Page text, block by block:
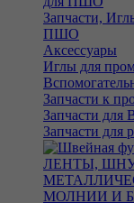
Запчасти,
ПШО
Аксессуары
Иглы для
Запчасти к
Запчасти для
Запчасти для
ЛЕНТЫ,
МОЛНИИ И